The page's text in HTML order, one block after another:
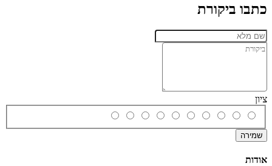
כתבו ביקורת
ציון
שמירה
אודות